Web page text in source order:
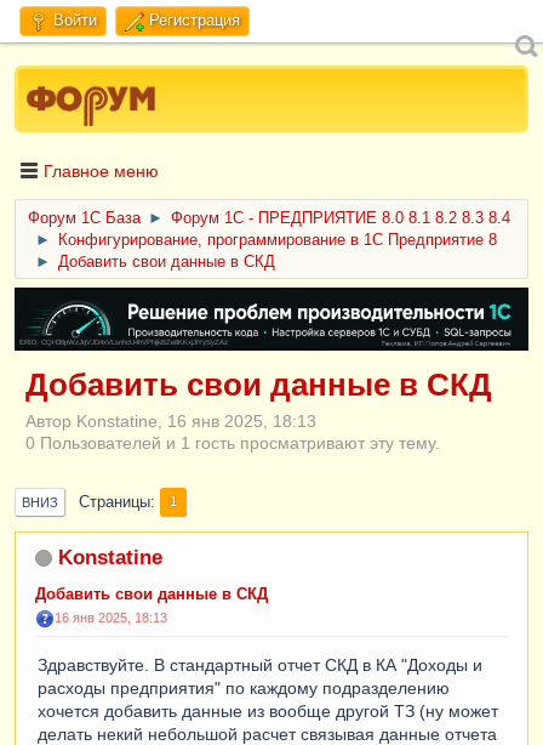
Войти Регистрация
Главное меню
Форум 1C База ►
Форум 1С - ПРЕДПРИЯТИЕ 8.0 8.1 8.2 8.3 8.4
►
Конфигурирование, программирование в 1С Предприятие 8
►
Добавить свои данные в СКД
ERID: CQH36pWzJqVJD4xVLsnhcU4hVPNjkBZe8KKxjJiYySyZAz
Добавить свои данные в СКД
Автор Konstatine, 16 янв 2025, 18:13
0 Пользователей и 1 гость просматривают эту тему.
ВНИЗ Страницы 1
Konstatine
Добавить свои данные в СКД
16 янв 2025, 18:13
Здравствуйте. В стандартный отчет СКД в КА "Доходы и
расходы предприятия" по каждому подразделению
хочется добавить данные из вообще другой ТЗ (ну может
делать некий небольшой расчет связывая данные отчета